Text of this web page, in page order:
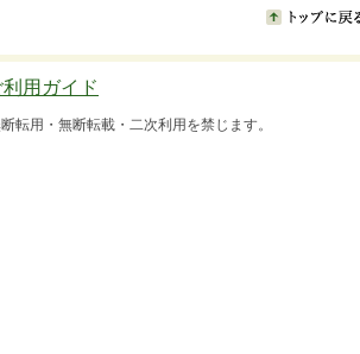
利用ガイド
用・無断転載・二次利用を禁じます。